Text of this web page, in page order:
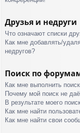
Друзья и недруги
Что означают списки
Как мне добавлять/
недругов?
Поиск по
Как мне выполнить
Почему мой поиск не
В результате моего
Как мне найти
Как мне найти свои